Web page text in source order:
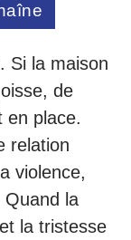
Si la maison
de
en place.
relation
violence,
Quand la
la tristesse